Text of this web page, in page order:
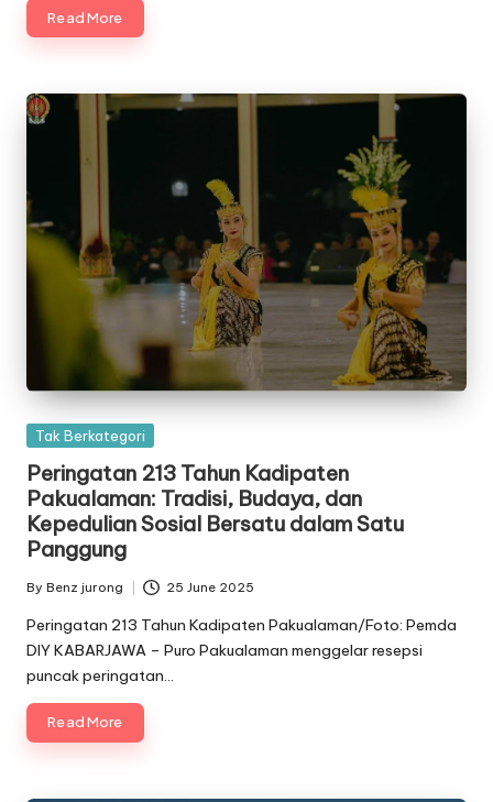
Read More
Posted
Tak Berkategori
Peringatan 213 Tahun Kadipaten
Pakualaman: Tradisi, Budaya, dan
Kepedulian Sosial Bersatu dalam Satu
Panggung
Posted
by
By Benz jurong 25 June 2025
Peringatan 213 Tahun Kadipaten Pakualaman/Foto: Pemda
DIY KABARJAWA – Puro Pakualaman menggelar resepsi
puncak peringatan…
Read More